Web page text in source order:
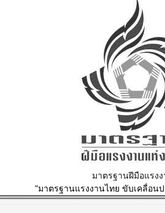
มาตรฐานฝีมือแรง
"มาตรฐานแรงงานไทย ขับเคลื่อนป